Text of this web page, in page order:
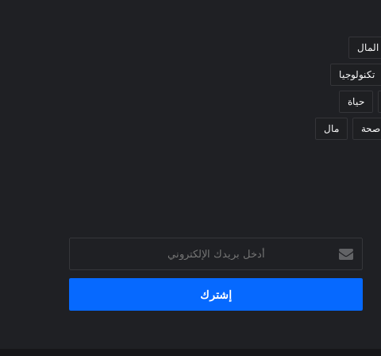
المال
تكنولوجيا
حياة
صحة مال
أدخل
بريدك
الإلكتروني